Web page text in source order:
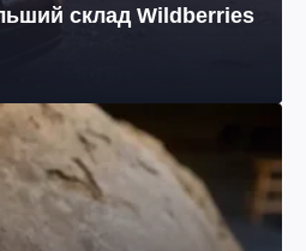
склад Wildberries